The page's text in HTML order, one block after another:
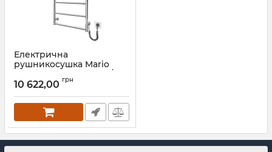
Електрична
рушникосушка Mario
Класік F НР-I 800х530/75
TR K золото лайт сатин
Артикул:2.3.0703.10.Р-GLS
10 622,00 грн